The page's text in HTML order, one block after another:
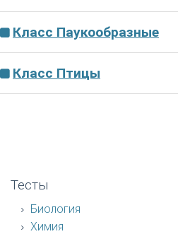
Класс Паукообразные
Класс Птицы
Тесты
Биология
Химия